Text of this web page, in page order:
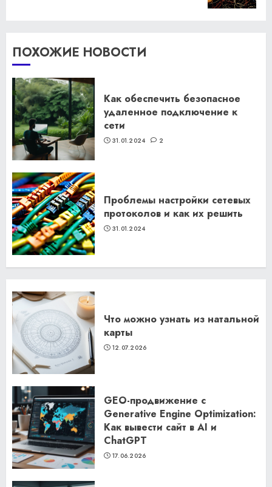
ПОХОЖИЕ НОВОСТИ
Как обеспечить безопасное
удаленное подключение к
сети
31.01.2024 2
Проблемы настройки сетевых
протоколов и как их решить
31.01.2024
Что можно узнать из натальной
карты
12.07.2026
GEO-продвижение с
Generative Engine Optimization:
Как вывести сайт в AI и
ChatGPT
17.06.2026